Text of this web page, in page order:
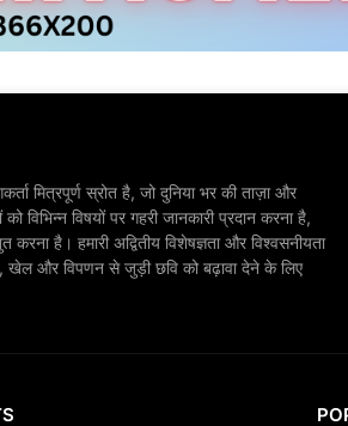
मित्रपूर्ण स्रोत है, जो दुनिया भर की ताज़ा और
विभिन्न विषयों पर गहरी जानकारी प्रदान करना है,
है। हमारी अद्वितीय विशेषज्ञता और विश्वसनीयता
खेल और विपणन से जुड़ी छवि को बढ़ावा देने के लिए